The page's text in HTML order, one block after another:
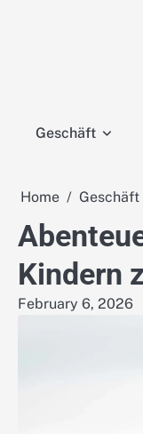
Geschäft
Home Geschäft
Kindern
February 6, 2026